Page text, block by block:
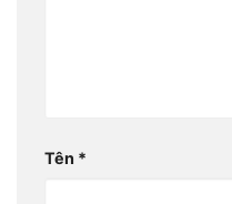
Tên *